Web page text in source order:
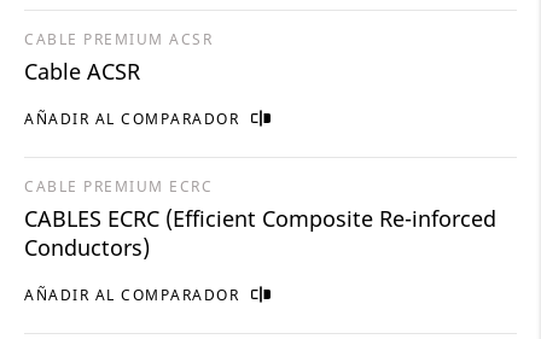
AÑADIR AL COMPARADOR
CABLE PREMIUM ACSR
Cable ACSR
AÑADIR AL COMPARADOR
CABLE PREMIUM ECRC
CABLES ECRC (Efficient Composite Re-inforced
Conductors)